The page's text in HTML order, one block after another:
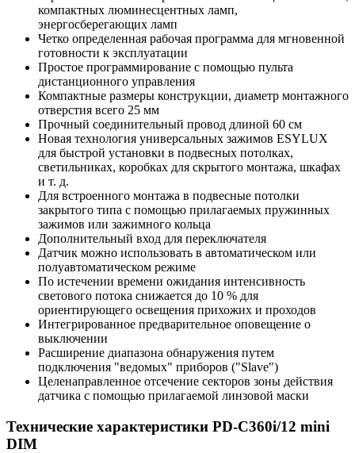
компактных люминесцентных ламп,
энергосберегающих ламп
Четко определенная рабочая программа для мгновенной
готовности к эксплуатации
Простое программирование с помощью пульта
дистанционного управления
Компактные размеры конструкции, диаметр монтажного
отверстия всего 25 мм
Прочный соединительный провод длиной 60 см
Новая технология универсальных зажимов ESYLUX
для быстрой установки в подвесных потолках,
светильниках, коробках для скрытого монтажа, шкафах
и т. д.
Для встроенного монтажа в подвесные потолки
закрытого типа с помощью прилагаемых пружинных
зажимов или зажимного кольца
Дополнительный вход для переключателя
Датчик можно использовать в автоматическом или
полуавтоматическом режиме
По истечении времени ожидания интенсивность
светового потока снижается до 10 % для
ориентирующего освещения прихожих и проходов
Интегрированное предварительное оповещение о
выключении
Расширение диапазона обнаружения путем
подключения "ведомых" приборов ("Slave")
Целенаправленное отсечение секторов зоны действия
датчика с помощью прилагаемой линзовой маски
Технические характеристики PD-C360i/12 mini
DIM